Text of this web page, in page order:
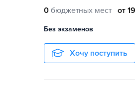
0 бюджетных мест от
Без экзаменов
Хочу поступить